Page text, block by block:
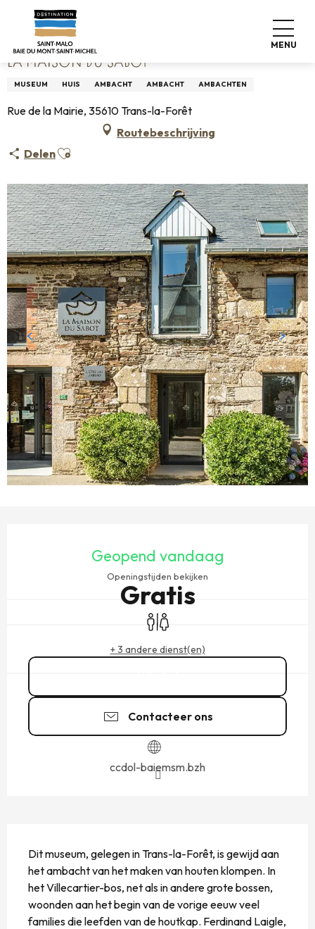
contenu
principal
MENU
Home La Maison du Sabot
LA MAISON DU SABOT
MUSEUM HUIS AMBACHT AMBACHT AMBACHTEN
Rue de la Mairie, 35610 Trans-la-Forêt
Routebeschrijving
DelenAjouter aux favoris
Geopend vandaag
Openingstijden bekijken
Gratis
Toiletten
+ 3 andere dienst(en)
Contacteer ons
ccdol-baiemsm.bzh
Dit museum, gelegen in Trans-la-Forêt, is gewijd aan
het ambacht van het maken van houten klompen. In
het Villecartier-bos, net als in andere grote bossen,
woonden aan het begin van de vorige eeuw veel
families die leefden van de houtkap. Ferdinand Laigle,